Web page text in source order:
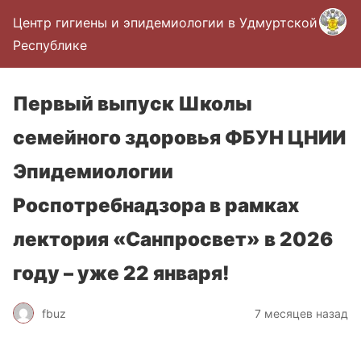
Центр гигиены и эпидемиологии в Удмуртской
Республике
Первый выпуск Школы
семейного здоровья ФБУН ЦНИИ
Эпидемиологии
Роспотребнадзора в рамках
лектория «Санпросвет» в 2026
году – уже 22 января!
fbuz 7 месяцев назад